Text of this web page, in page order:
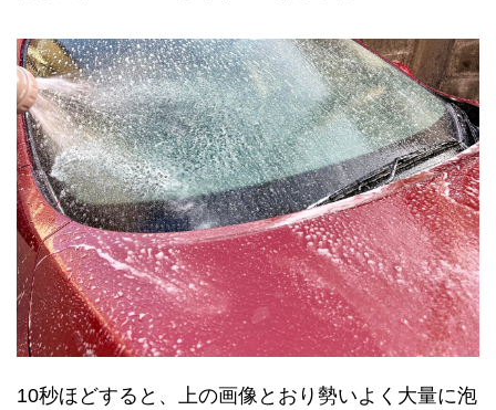
10秒ほどすると、上の画像とおり勢いよく大量に泡